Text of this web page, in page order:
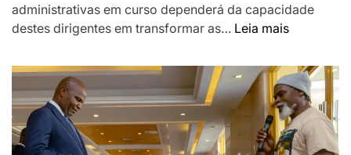
administrativas em curso dependerá da capacidade
destes dirigentes em transformar as… Leia mais:
destaca
Chefes
das
como